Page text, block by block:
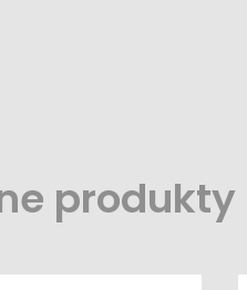
produkty